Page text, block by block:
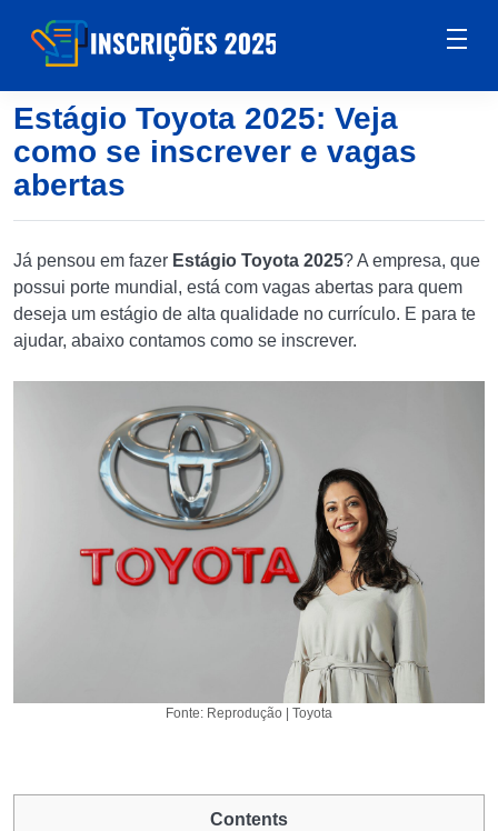
Estágio Toyota 2025: Veja
como se inscrever e vagas
abertas
Já pensou em fazer Estágio Toyota 2025? A empresa, que
possui porte mundial, está com vagas abertas para quem
deseja um estágio de alta qualidade no currículo. E para te
ajudar, abaixo contamos como se inscrever.
Fonte: Reprodução | Toyota
Contents